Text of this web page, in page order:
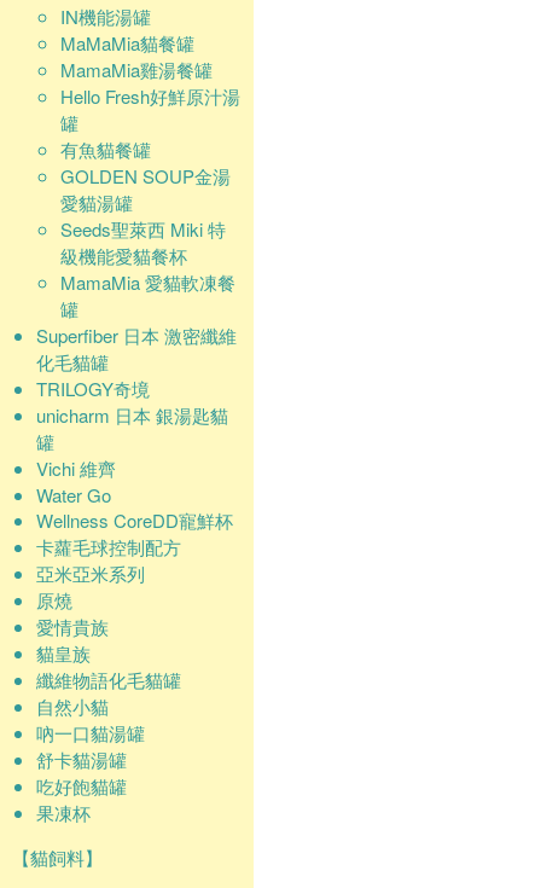
IN機能湯罐
MaMaMia貓餐罐
MamaMia雞湯餐罐
Hello Fresh好鮮原汁湯
罐
有魚貓餐罐
GOLDEN SOUP金湯
愛貓湯罐
Seeds聖萊西 Miki 特
級機能愛貓餐杯
MamaMia 愛貓軟凍餐
罐
Superfiber 日本 激密纖維
化毛貓罐
TRILOGY奇境
unicharm 日本 銀湯匙貓
罐
Vichi 維齊
Water Go
Wellness CoreDD寵鮮杯
卡蘿毛球控制配方
亞米亞米系列
原燒
愛情貴族
貓皇族
纖維物語化毛貓罐
自然小貓
吶一口貓湯罐
舒卡貓湯罐
吃好飽貓罐
果凍杯
【貓飼料】